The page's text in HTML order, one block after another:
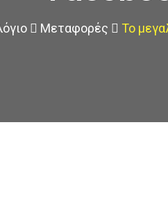
Μεταφορές Το